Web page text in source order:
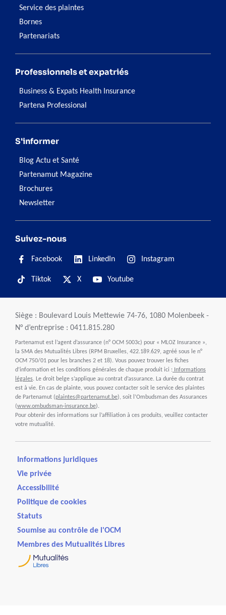
Service des plaintes
Bornes
Partenariats
Professionnels et expatriés
Business & Expats Health Insurance
Partena Professional
S'informer
Blog Actu et Santé
Partenamut Magazine
Brochures
Newsletter
Suivez-nous
Facebook LinkedIn Instagram
Tiktok X Youtube
Siège : Boulevard Louis Mettewie 74-76, 1080 Molenbeek -
N° d’entreprise : 0411.815.280
Partenamut est l’agent d’assurance (n° OCM 5003c) pour « MLOZ Insurance »,
la SMA des Mutualités Libres (RPM Bruxelles, 422.189.629, agréé sous le n°
OCM 750/01 pour les branches 2 et 18). Vous pouvez trouver les fiches
d’information et les conditions générales de chaque produit ici : Informations
légales. Le droit belge s’applique au contrat d’assurance. La durée du contrat
est à vie. En cas de plainte, vous pouvez contacter soit le service des plaintes
de Partenamut (plaintes@partenamut.be), soit l’Ombudsman des Assurances
(www.ombudsman-insurance.be).
Pour obtenir des informations sur l’affiliation à ces produits, veuillez contacter
votre mutualité.
Informations juridiques
Vie privée
Accessibilité
Politique de cookies
Statuts
Soumise au contrôle de l'OCM
Membres des Mutualités Libres